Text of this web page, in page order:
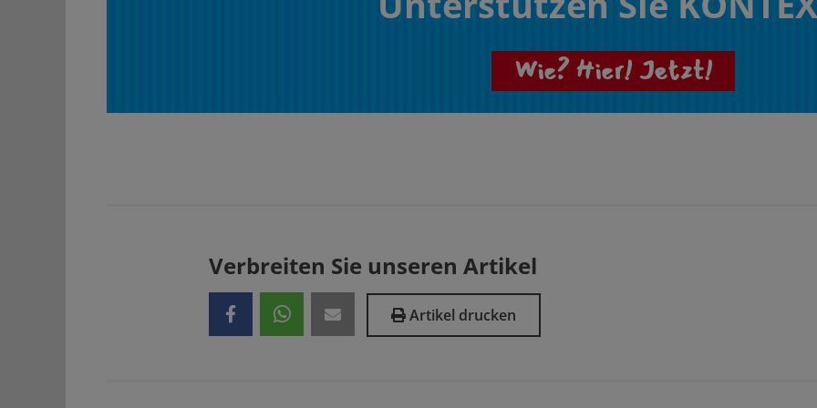
Wie? Hier! Jetzt!
Verbreiten Sie unseren Artikel
Artikel drucken